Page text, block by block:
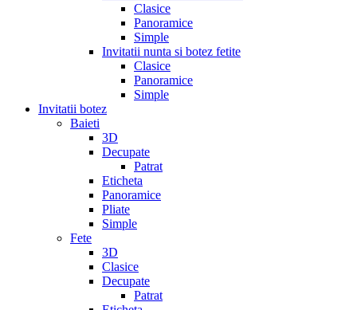
Clasice
Panoramice
Simple
Invitatii nunta si botez fetite
Clasice
Panoramice
Simple
Invitatii botez
Baieti
3D
Decupate
Patrat
Eticheta
Panoramice
Pliate
Simple
Fete
3D
Clasice
Decupate
Patrat